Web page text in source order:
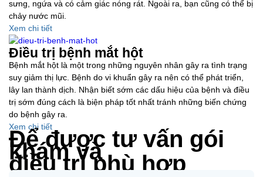
sưng, ngứa và có cảm giác nóng rát. Ngoài ra, bạn cũng có thể bị
chảy nước mũi.
Xem chi tiết
Điều trị bệnh mắt hột
Bệnh mắt hột là một trong những nguyên nhân gây ra tình trạng
suy giảm thị lực. Bệnh do vi khuẩn gây ra nên có thể phát triển,
lây lan thành dịch. Nhận biết sớm các dấu hiệu của bệnh và điều
trị sớm đúng cách là biện pháp tốt nhất tránh những biến chứng
do bệnh gây ra.
Xem chi tiết
Để được tư vấn gói
khám và
điều trị phù hợp